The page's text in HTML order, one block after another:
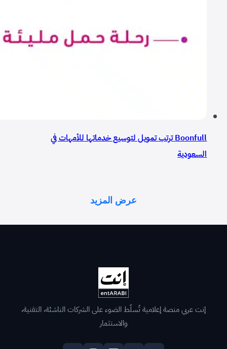
Boonfull ترتب تمويل لتوسيع خدماتها للأمهات في
السعودية
عرض المزيد
إنت عربي منصة إعلامية تُسلّط الضوء على الشركات الناشئة، التقنية،
والاستثمار